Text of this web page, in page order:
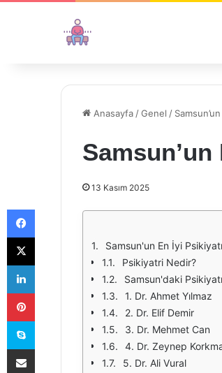
Anasayfa /Genel /
13 Kasım 2025
Samsun'un En İyi
Psikiyatri Nedir?
Samsun'daki
1. Dr. Ahmet Yılmaz
2. Dr. Elif Demir
3. Dr. Mehmet Can
4. Dr. Zeynep
5. Dr. Ali Vural
Facebook
X
LinkedIn
Pinterest
Skype
E-Posta ile paylaş